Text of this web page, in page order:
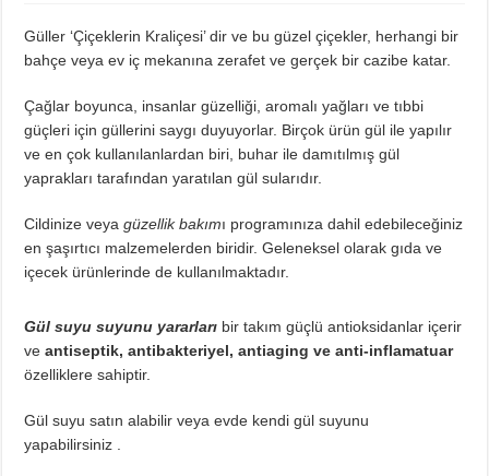
Güller ‘Çiçeklerin Kraliçesi’ dir ve bu güzel çiçekler, herhangi bir
bahçe veya ev iç mekanına zerafet ve gerçek bir cazibe katar.
Çağlar boyunca, insanlar güzelliği, aromalı yağları ve tıbbi
güçleri için güllerini saygı duyuyorlar. Birçok ürün gül ile yapılır
ve en çok kullanılanlardan biri, buhar ile damıtılmış gül
yaprakları tarafından yaratılan gül sularıdır.
Cildinize veyagüzellik bakımı programınıza dahil edebileceğiniz
en şaşırtıcı malzemelerden biridir. Geleneksel olarak gıda ve
içecek ürünlerinde de kullanılmaktadır.
Gül suyu suyunu yararları bir takım güçlü antioksidanlar içerir
ve antiseptik, antibakteriyel, antiaging ve anti-inflamatuar
özelliklere sahiptir.
Gül suyu satın alabilir veya evde kendi gül suyunu
yapabilirsiniz .